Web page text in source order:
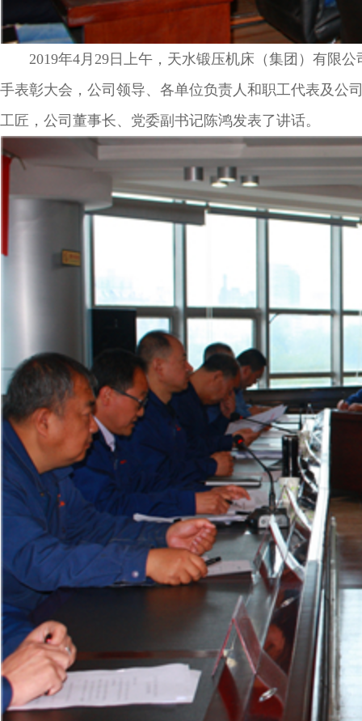
2019年4月29日上午，天水锻压机床（集团）有限公
手表彰大会，公司领导、各单位负责人和职工代表及公
工匠，公司董事长、党委副书记陈鸿发表了讲话。